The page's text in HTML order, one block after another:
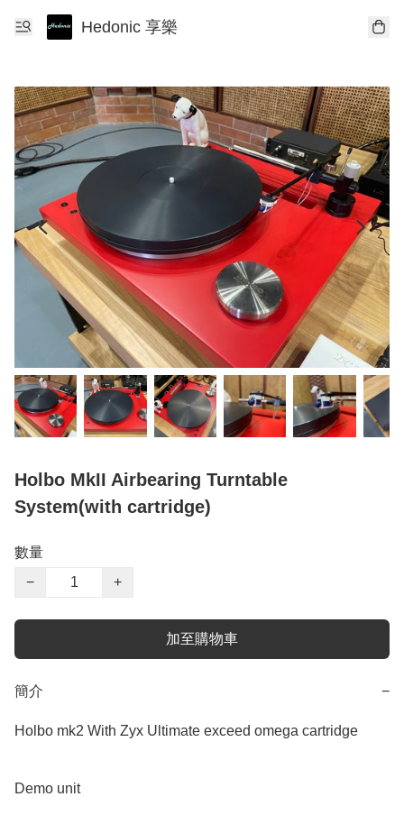
Hedonic 享樂
Holbo MkII Airbearing Turntable
System(with cartridge)
數量
−
+
加至購物車
簡介 −
Holbo mk2 With Zyx Ultimate exceed omega cartridge
Demo unit